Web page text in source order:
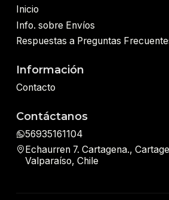
Inicio
Info. sobre Envíos
Respuestas a Preguntas
Información
Contacto
Contáctanos
56935161104
Echaurren 7. Cartagena.,
Valparaíso, Chile